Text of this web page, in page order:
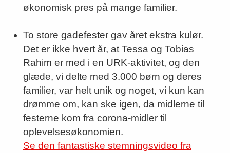
økonomisk pres på mange familier.
To store gadefester gav året ekstra kulør.
Det er ikke hvert år, at Tessa og Tobias
Rahim er med i en URK-aktivitet, og den
glæde, vi delte med 3.000 børn og deres
familier, var helt unik og noget, vi kun kan
drømme om, kan ske igen, da midlerne til
festerne kom fra corona-midler til
oplevelsesøkonomien.
Se den fantastiske stemningsvideo fra